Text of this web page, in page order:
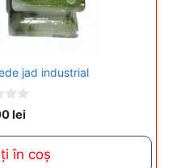
jad industrial
lei
în coș